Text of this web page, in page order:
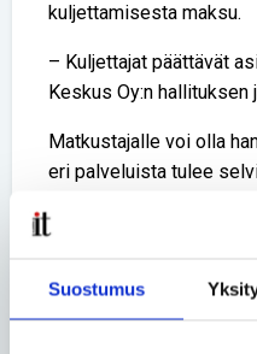
Suostumus
kuljettamisesta maksu.
– Kuljettajat päättävät
Keskus Oy:n hallituksen
Matkustajalle voi olla
eri palveluista tulee
taksiyrityksen
kalustoa on saatavilla.